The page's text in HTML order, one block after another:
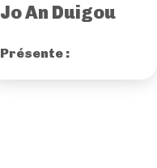
Jo An Duigou
Présente :